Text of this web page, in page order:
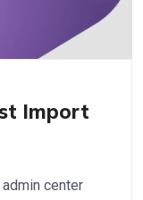
Import
center